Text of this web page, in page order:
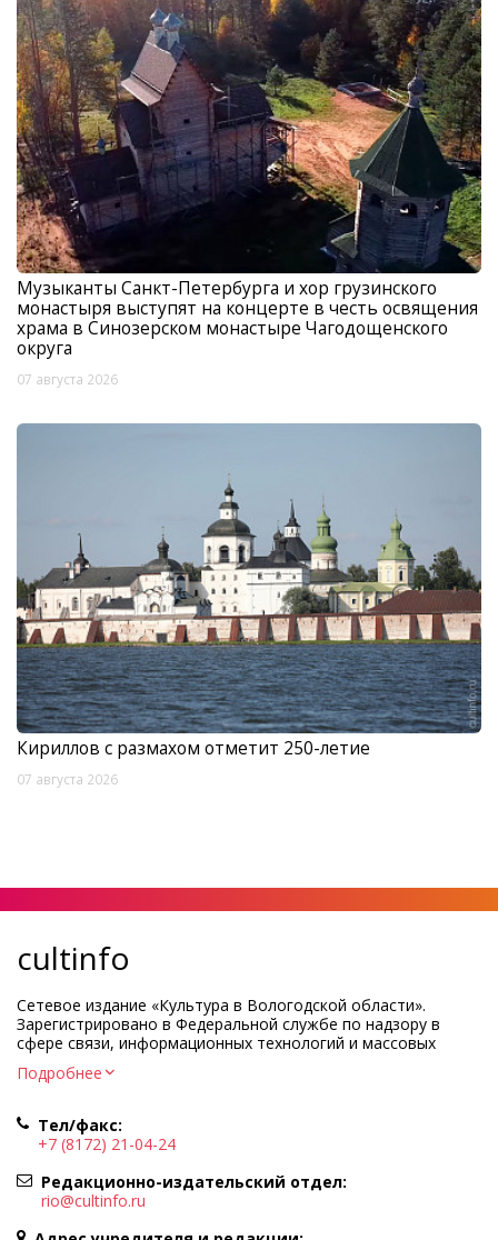
Музыканты Санкт-Петербурга и хор грузинского
монастыря выступят на концерте в честь освящения
храма в Синозерском монастыре Чагодощенского
округа
07 августа 2026
Кириллов с размахом отметит 250-летие
07 августа 2026
cultinfo
Сетевое издание «Культура в Вологодской области».
Зарегистрировано в Федеральной службе по надзору в
сфере связи, информационных технологий и массовых
Регистрационный номер и дата принятия решения о
Учредитель КУ ВО «Информационно-аналитический центр
культуры»
Адрес учредителя и редакции: 160000, Вологодская обл., г.
Вологда, ул. Марии Ульяновой, д.10
Главный редактор — Легчанова Елена Григорьевна
Подробнее
Тел/факс:
+7 (8172) 21-04-24
Редакционно-издательский отдел:
rio@cultinfo.ru